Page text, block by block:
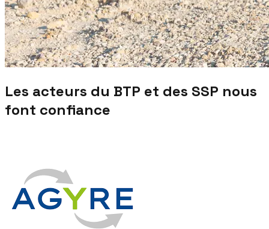
Les acteurs du BTP et des SSP nous
font confiance